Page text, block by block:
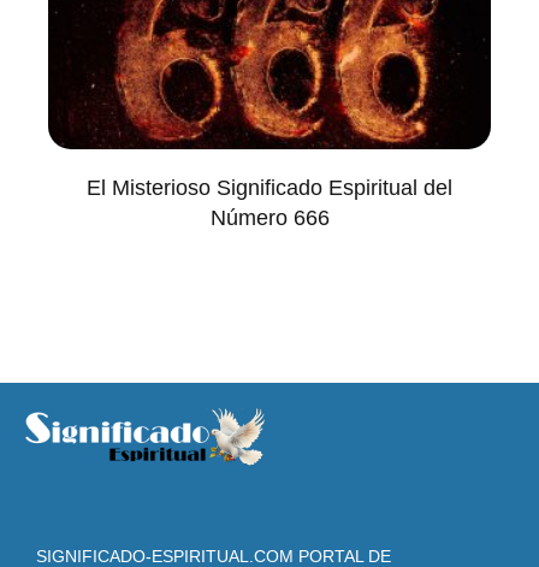
El Misterioso Significado Espiritual del
Número 666
SIGNIFICADO-ESPIRITUAL.COM PORTAL DE